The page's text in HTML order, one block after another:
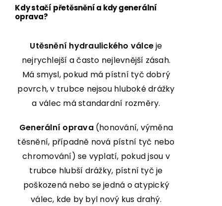
Kdy stačí přetěsnění a kdy generální
oprava?
Utěsnění hydraulického válceje
nejrychlejší a často nejlevnější zásah.
Má smysl, pokud má pístní tyč dobrý
povrch, v trubce nejsou hluboké drážky
a válec má standardní rozměry.
Generální oprava(honování, výměna
těsnění, případně nová pístní tyč nebo
chromování) se vyplatí, pokud jsou v
trubce hlubší drážky, pístní tyč je
poškozená nebo se jedná o atypický
válec, kde by byl nový kus drahý.